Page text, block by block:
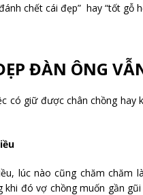
chết cái đẹp” hay “tốt gỗ
ĐÀN ÔNG
giữ được chân chồng hay
lúc nào cũng chăm chăm
đó vợ chồng muốn gần